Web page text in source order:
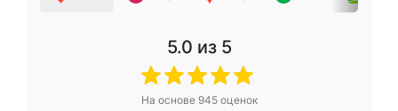
5.0 из 5
На основе 945оценок